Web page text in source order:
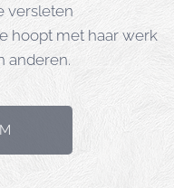
versleten
hoopt met haar werk
anderen.